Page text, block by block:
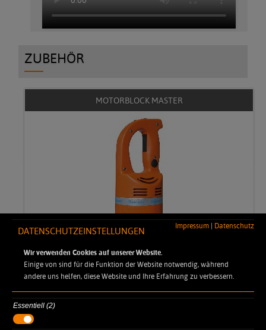
Impressum | Datenschutz
DATENSCHUTZEINSTELLUNGEN
Wir verwenden Cookies auf unserer Website.
Einige von sind für die Funktion der Website notwendig, während
andere uns helfen, diese Website und Ihre Erfahrung zu verbessern.
Essentiell (2)
ZUBEHÖR
MOTORBLOCK MASTER